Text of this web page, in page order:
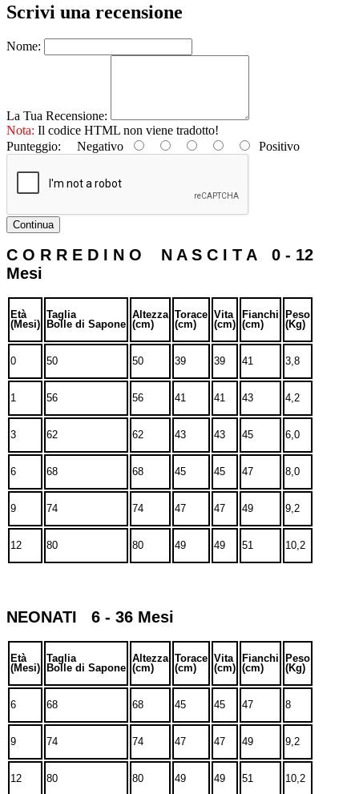
Scrivi una recensione
Nome:
La Tua Recensione:
Nota: Il codice HTML non viene tradotto!
Punteggio: Negativo Positivo
Continua
C O R R E D I N O N A S C I T A 0 - 12
Mesi
Età
(Mesi)
Taglia
Bolle di Sapone
Altezza
(cm)
Torace
(cm)
Vita
(cm)
Fianchi
(cm)
Peso
(Kg)
0 50 50 39 39 41 3,8
1 56 56 41 41 43 4,2
3 62 62 43 43 45 6,0
6 68 68 45 45 47 8,0
9 74 74 47 47 49 9,2
12 80 80 49 49 51 10,2
NEONATI 6 - 36 Mesi
Età
(Mesi)
Taglia
Bolle di Sapone
Altezza
(cm)
Torace
(cm)
Vita
(cm)
Fianchi
(cm)
Peso
(Kg)
6 68 68 45 45 47 8
9 74 74 47 47 49 9,2
12 80 80 49 49 51 10,2